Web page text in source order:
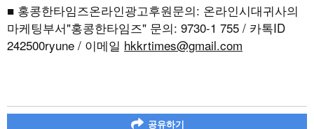
■ 홍콩한타임즈온라인광고후원문의: 온라인시대귀사의
마케팅부서"홍콩한타임즈" 문의: 9730-1 755 / 카톡ID
242500ryune / 이메일 hkkrtimes@gmail.com
공유하기